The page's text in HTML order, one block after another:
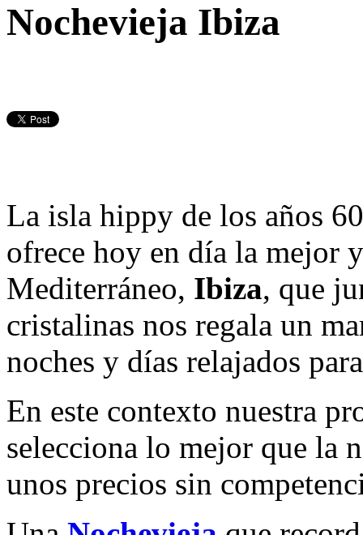
Nochevieja Ibiza
La isla hippy de los años
ofrece hoy en día la mejor
Mediterráneo, Ibiza, que
cristalinas nos regala un
noches y días relajados
En este contexto nuestra
selecciona lo mejor que la
unos precios sin